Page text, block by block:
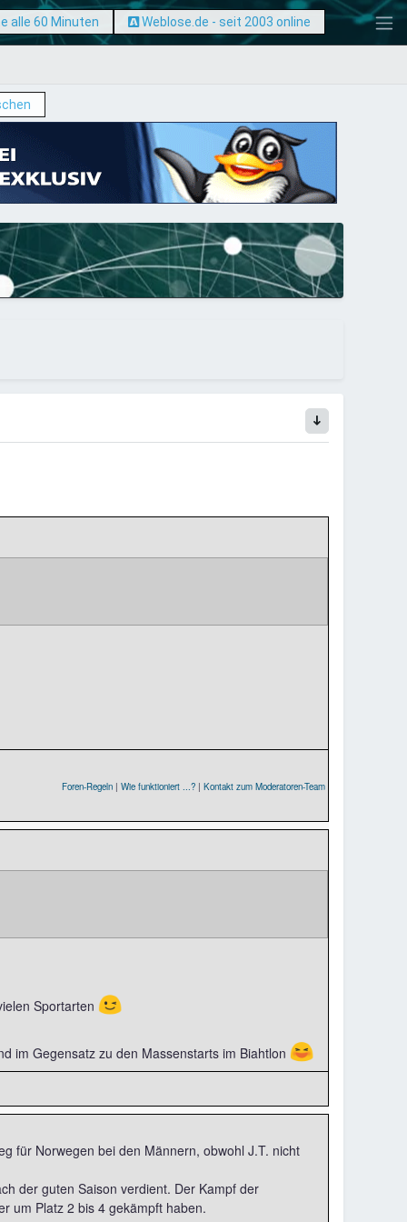
alle 60 Minuten Weblose.de - seit 2003 online
Foren-Regeln |Wie funktioniert ...? |Kontakt zum Moderatoren-Team
Sportarten 😉
im Gegensatz zu den Massenstarts im Biahtlon 😆
für Norwegen bei den Männern, obwohl J.T. nicht
der guten Saison verdient. Der Kampf der
um Platz 2 bis 4 gekämpft haben.